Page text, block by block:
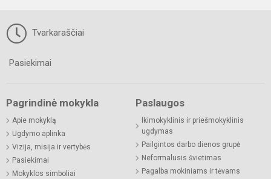
Tvarkaraščiai
Pasiekimai
Pagrindinė mokykla
Apie mokyklą
Ugdymo aplinka
Vizija, misija ir vertybės
Pasiekimai
Mokyklos simboliai
Paslaugos
Ikimokyklinis ir priešmokyklinis
ugdymas
Pailgintos darbo dienos grupė
Neformalusis švietimas
Pagalba mokiniams ir tėvams